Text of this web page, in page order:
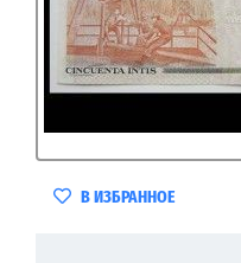
В ИЗБРАННОЕ